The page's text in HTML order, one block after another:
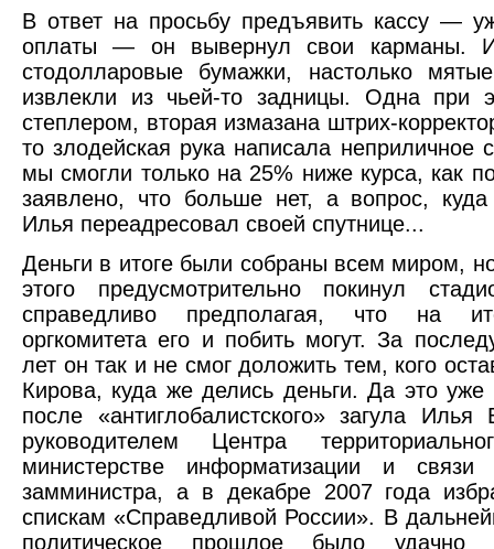
В ответ на просьбу предъявить кассу —
оплаты — он вывернул свои карманы.
стодолларовые бумажки, настолько
извлекли из чьей-то задницы. Одна при
степлером, вторая измазана штрих-
то злодейская рука написала неприличное
мы смогли только на 25% ниже курса, как
заявлено, что больше нет, а вопрос,
Илья переадресовал своей спутнице...
Деньги в итоге были собраны всем миром,
этого предусмотрительно покинул
справедливо предполагая, что на
оргкомитета его и побить могут. За
лет он так и не смог доложить тем, кого
Кирова, куда же делись деньги. Да это
после «антиглобалистского» загула
руководителем Центра
министерстве информатизации и
замминистра, а в декабре 2007 года
спискам «Справедливой России». В
политическое прошлое было удачно